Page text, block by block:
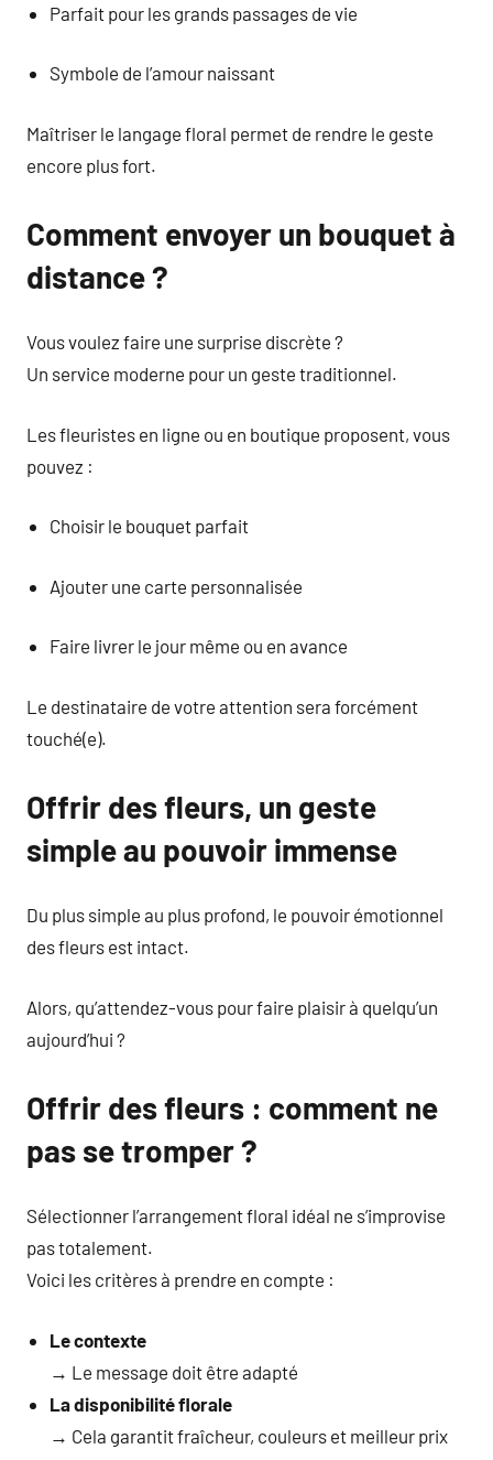
Parfait pour les grands passages de vie
Symbole de l’amour naissant
Maîtriser le langage floral permet de rendre le geste
encore plus fort.
Comment envoyer un bouquet à
distance ?
Vous voulez faire une surprise discrète ?
Un service moderne pour un geste traditionnel.
Les fleuristes en ligne ou en boutique proposent, vous
pouvez :
Choisir le bouquet parfait
Ajouter une carte personnalisée
Faire livrer le jour même ou en avance
Le destinataire de votre attention sera forcément
touché(e).
Offrir des fleurs, un geste
simple au pouvoir immense
Du plus simple au plus profond, le pouvoir émotionnel
des fleurs est intact.
Alors, qu’attendez-vous pour faire plaisir à quelqu’un
aujourd’hui ?
Offrir des fleurs : comment ne
pas se tromper ?
Sélectionner l’arrangement floral idéal ne s’improvise
pas totalement.
Voici les critères à prendre en compte :
Le contexte
→ Le message doit être adapté
La disponibilité florale
→ Cela garantit fraîcheur, couleurs et meilleur prix